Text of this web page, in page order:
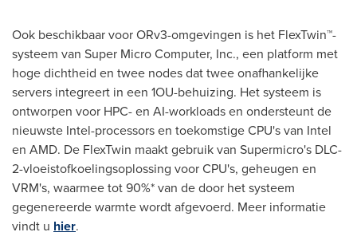
Ook beschikbaar voor ORv3-omgevingen is het FlexTwin™-
systeem van Super Micro Computer, Inc., een platform met
hoge dichtheid en twee nodes dat twee onafhankelijke
servers integreert in een 1OU-behuizing. Het systeem is
ontworpen voor HPC- en AI-workloads en ondersteunt de
nieuwste Intel-processors en toekomstige CPU's van Intel
en AMD. De FlexTwin maakt gebruik van Supermicro's DLC-
2-vloeistofkoelingsoplossing voor CPU's, geheugen en
VRM's, waarmee tot 90%* van de door het systeem
gegenereerde warmte wordt afgevoerd. Meer informatie
vindt u hier.